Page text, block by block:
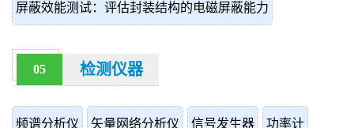
屏蔽效能测试：评估封装结构的电磁屏蔽能力
05 检测仪器
频谱分析仪 矢量网络分析仪 信号发生器 功率计